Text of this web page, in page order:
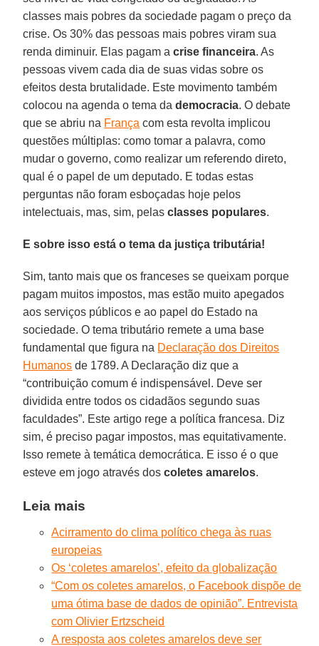
classes mais pobres da sociedade pagam o preço da
crise. Os 30% das pessoas mais pobres viram sua
renda diminuir. Elas pagam acrise financeira. As
pessoas vivem cada dia de suas vidas sobre os
efeitos desta brutalidade. Este movimento também
colocou na agenda o tema dademocracia. O debate
que se abriu na França com esta revolta implicou
questões múltiplas: como tomar a palavra, como
mudar o governo, como realizar um referendo direto,
qual é o papel de um deputado. E todas estas
perguntas não foram esboçadas hoje pelos
intelectuais, mas, sim, pelasclasses populares.
E sobre isso está o tema da justiça tributária!
Sim, tanto mais que os franceses se queixam porque
pagam muitos impostos, mas estão muito apegados
aos serviços públicos e ao papel do Estado na
sociedade. O tema tributário remete a uma base
fundamental que figura na Declaração dos Direitos
Humanos de 1789. A Declaração diz que a
“contribuição comum é indispensável. Deve ser
dividida entre todos os cidadãos segundo suas
faculdades”. Este artigo rege a política francesa. Diz
sim, é preciso pagar impostos, mas equitativamente.
Isso remete à temática democrática. E isso é o que
esteve em jogo através doscoletes amarelos.
Leia mais
Acirramento do clima político chega às ruas
europeias
Os ‘coletes amarelos’, efeito da globalização
“Com os coletes amarelos, o Facebook dispõe de
uma ótima base de dados de opinião”. Entrevista
com Olivier Ertzscheid
A resposta aos coletes amarelos deve ser